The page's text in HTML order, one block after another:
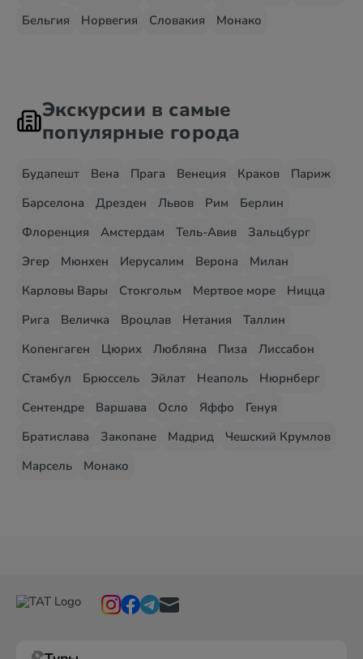
Бельгия
Норвегия Словакия Монако
Экскурсии в самые
популярные города
Будапешт Вена Прага Венеция Краков
Париж
Барселона
Дрезден Львов Рим
Берлин
Флоренция
Амстердам Тель-Авив
Зальцбург
Эгер
Мюнхен Иерусалим Верона
Милан
Карловы Вары
Стокгольм Мертвое море
Ницца
Рига
Величка Вроцлав Нетания
Таллин
Копенгаген
Цюрих Любляна Пиза
Лиссабон
Стамбул
Брюссель Эйлат Неаполь
Нюрнберг
Сентендре
Варшава Осло Яффо
Генуя
Братислава
Закопане Мадрид
Чешский Крумлов
Марсель
Монако